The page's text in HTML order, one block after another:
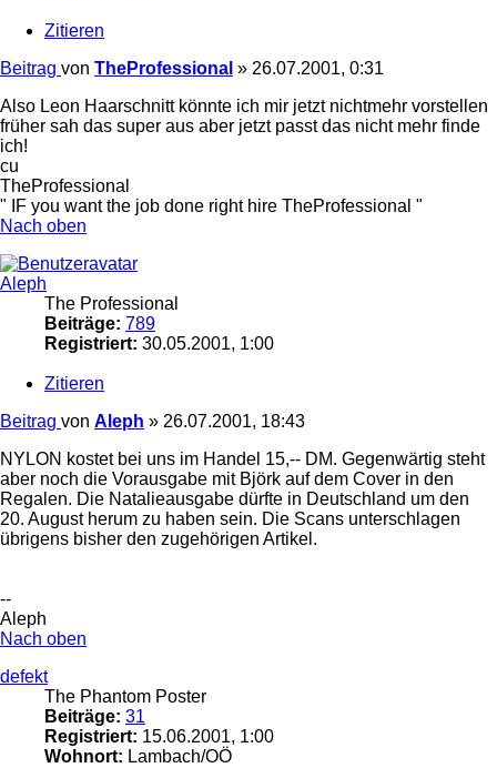
Zitieren
Beitrag von TheProfessional » 26.07.2001, 0:31
Also Leon Haarschnitt könnte ich mir jetzt nichtmehr vorstellen
früher sah das super aus aber jetzt passt das nicht mehr finde
ich!
cu
TheProfessional
" IF you want the job done right hire TheProfessional "
Nach oben
Aleph
The Professional
Beiträge: 789
Registriert: 30.05.2001, 1:00
Zitieren
Beitrag von Aleph » 26.07.2001, 18:43
NYLON kostet bei uns im Handel 15,-- DM. Gegenwärtig steht
aber noch die Vorausgabe mit Björk auf dem Cover in den
Regalen. Die Natalieausgabe dürfte in Deutschland um den
20. August herum zu haben sein. Die Scans unterschlagen
übrigens bisher den zugehörigen Artikel.
--
Aleph
Nach oben
defekt
The Phantom Poster
Beiträge: 31
Registriert: 15.06.2001, 1:00
Wohnort: Lambach/OÖ